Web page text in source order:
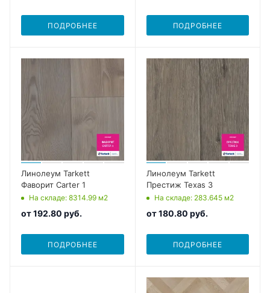
ПОДРОБНЕЕ ПОДРОБНЕЕ
Линолеум Tarkett
Фаворит Carter 1
На складе: 8314.99 м2
от192.80 руб.
ПОДРОБНЕЕ
Линолеум Tarkett
Престиж Texas 3
На складе: 283.645 м2
от180.80 руб.
ПОДРОБНЕЕ